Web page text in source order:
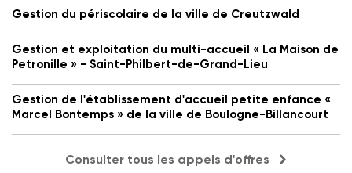
Gestion du périscolaire de la ville de Creutzwald
Gestion et exploitation du multi-accueil « La Maison de
Petronille » - Saint-Philbert-de-Grand-Lieu
Gestion de l'établissement d'accueil petite enfance «
Marcel Bontemps » de la ville de Boulogne-Billancourt
Consulter tous les appels d'offres